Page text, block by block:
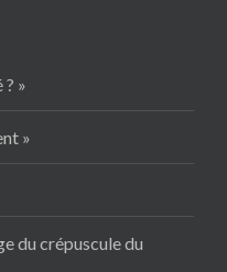
»
»
du crépuscule du